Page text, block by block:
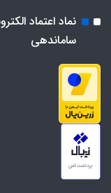
نماد اعتماد
ساماندهی